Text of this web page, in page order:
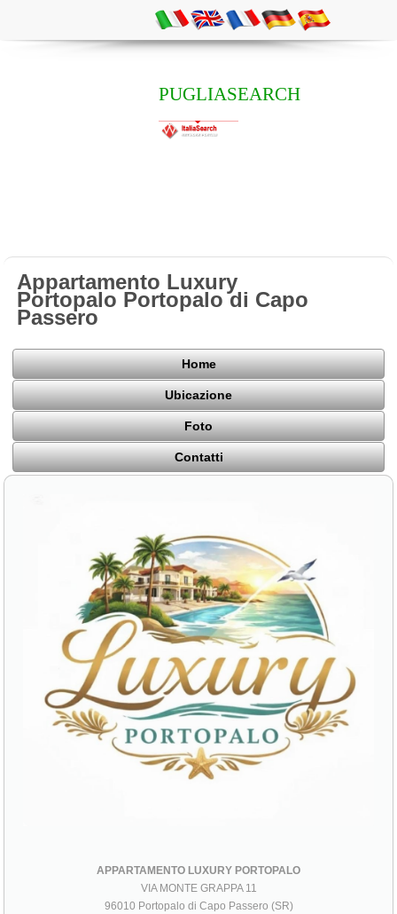
PUGLIASEARCH
Appartamento Luxury
Portopalo Portopalo di Capo
Passero
Home
Ubicazione
Foto
Contatti
APPARTAMENTO LUXURY PORTOPALO
VIA MONTE GRAPPA 11
96010 Portopalo di Capo Passero (SR)